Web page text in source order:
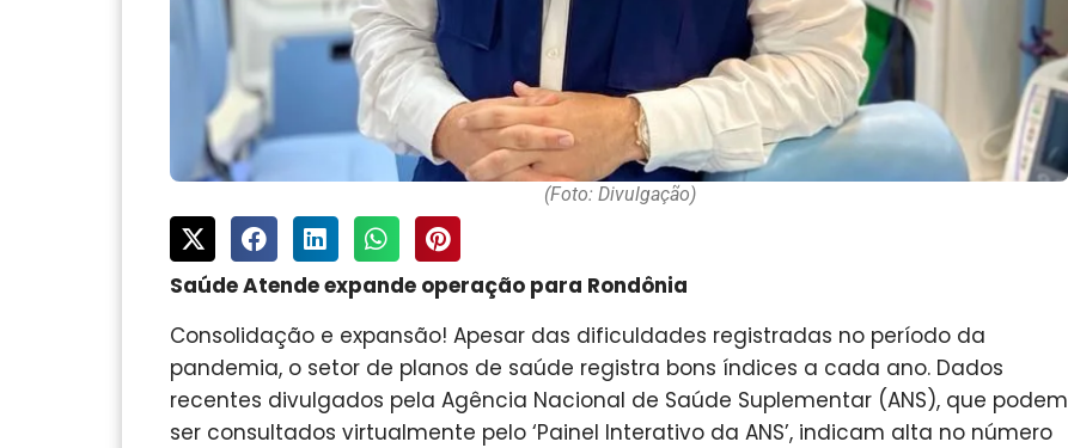
(Foto: Divulgação)
Saúde Atende expande operação para Rondônia
Consolidação e expansão! Apesar das dificuldades registradas no período da
pandemia, o setor de planos de saúde registra bons índices a cada ano. Dados
recentes divulgados pela Agência Nacional de Saúde Suplementar (ANS), que podem
ser consultados virtualmente pelo ‘Painel Interativo da ANS’, indicam alta no número